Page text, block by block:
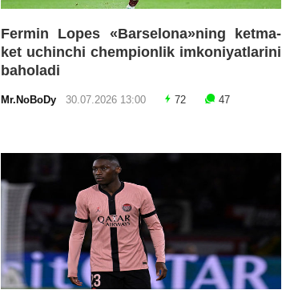
Fermin Lopes «Barselona»ning ketma-
ket uchinchi chempionlik imkoniyatlarini
baholadi
Mr.NoBoDy 30.07.2026 13:00 72 47